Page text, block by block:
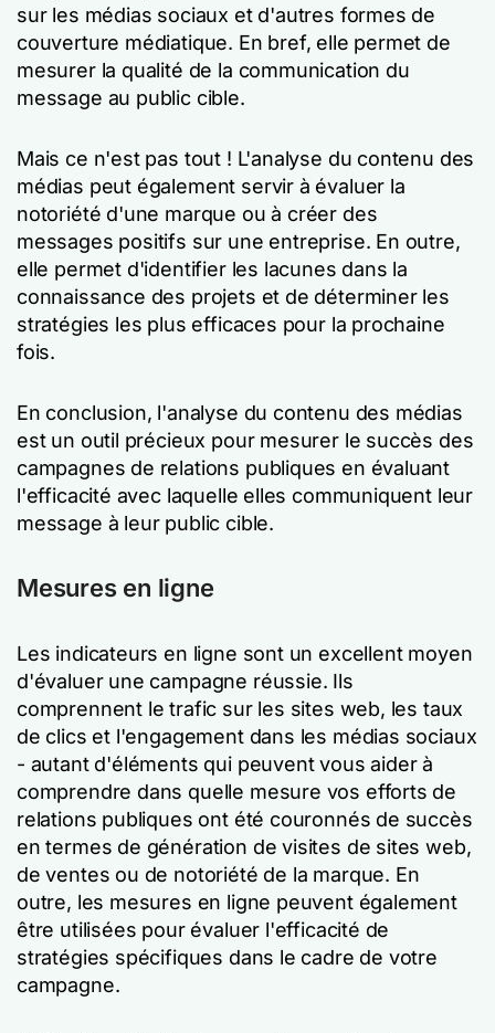
sur les médias sociaux et d'autres formes de
couverture médiatique. En bref, elle permet de
mesurer la qualité de la communication du
message au public cible.
Mais ce n'est pas tout ! L'analyse du contenu des
médias peut également servir à évaluer la
notoriété d'une marque ou à créer des
messages positifs sur une entreprise. En outre,
elle permet d'identifier les lacunes dans la
connaissance des projets et de déterminer les
stratégies les plus efficaces pour la prochaine
fois.
En conclusion, l'analyse du contenu des médias
est un outil précieux pour mesurer le succès des
campagnes de relations publiques en évaluant
l'efficacité avec laquelle elles communiquent leur
message à leur public cible.
Mesures en ligne
Les indicateurs en ligne sont un excellent moyen
d'évaluer une campagne réussie. Ils
comprennent le trafic sur les sites web, les taux
de clics et l'engagement dans les médias sociaux
- autant d'éléments qui peuvent vous aider à
comprendre dans quelle mesure vos efforts de
relations publiques ont été couronnés de succès
en termes de génération de visites de sites web,
de ventes ou de notoriété de la marque. En
outre, les mesures en ligne peuvent également
être utilisées pour évaluer l'efficacité de
stratégies spécifiques dans le cadre de votre
campagne.